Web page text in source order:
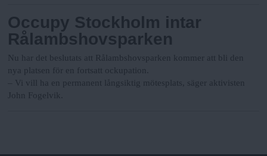
Occupy Stockholm intar
Rålambshovsparken
Nu har det beslutats att Rålambshovsparken kommer att bli den
nya platsen för en fortsatt ockupation.
– Vi vill ha en permanent långsiktig mötesplats, säger aktivisten
John Fogelvik.